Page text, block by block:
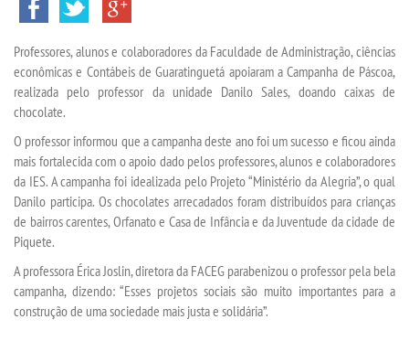
TRANSFERÊNCIA
SEGUNDA GRADUAÇÃO
MATRÍCULA
PUBLICAÇÕES
Professores, alunos e colaboradores da Faculdade de Administração, ciências
econômicas e Contábeis de Guaratinguetá apoiaram a Campanha de Páscoa,
realizada pelo professor da unidade Danilo Sales, doando caixas de
chocolate.
O professor informou que a campanha deste ano foi um sucesso e ficou ainda
mais fortalecida com o apoio dado pelos professores, alunos e colaboradores
da IES. A campanha foi idealizada pelo Projeto “Ministério da Alegria”, o qual
Danilo participa. Os chocolates arrecadados foram distribuídos para crianças
de bairros carentes, Orfanato e Casa de Infância e da Juventude da cidade de
Piquete.
A professora Érica Joslin, diretora da FACEG parabenizou o professor pela bela
campanha, dizendo: “Esses projetos sociais são muito importantes para a
construção de uma sociedade mais justa e solidária”.